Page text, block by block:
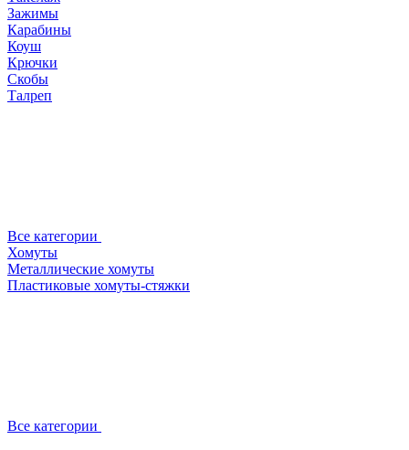
Зажимы
Карабины
Коуш
Крючки
Скобы
Талреп
Все категории
Хомуты
Металлические хомуты
Пластиковые хомуты-стяжки
Все категории